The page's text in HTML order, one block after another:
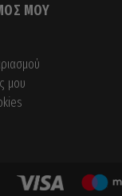
ΜΟΥ
μου